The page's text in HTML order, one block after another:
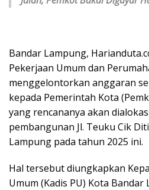
Bandar Lampung,
Pekerjaan Umum dan
menggelontorkan anggaran
kepada Pemerintah Kota
yang rencananya akan
pembangunan Jl. Teuku Cik
Lampung pada tahun 2025 ini.
Hal tersebut diungkapkan
Umum (Kadis PU) Kota